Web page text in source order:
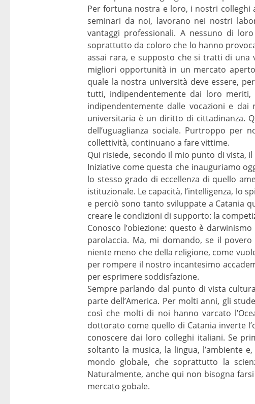
Per fortuna nostra e loro, i nostri colleghi
seminari da noi, lavorano nei nostri
vantaggi professionali. A nessuno di
soprattutto da coloro che lo hanno
assai rara, e supposto che si tratti di una
migliori opportunità in un mercato
quale la nostra università deve essere,
tutti, indipendentemente dai loro
indipendentemente dalle vocazioni e
universitaria è un diritto di cittadinanza.
dell’uguaglianza sociale. Purtroppo per
collettività, continuano a fare vittime.
Qui risiede, secondo il mio punto di vista,
Iniziative come questa che inauguriamo
lo stesso grado di eccellenza di quello
istituzionale. Le capacità, l’intelligenza, lo
e perciò sono tanto sviluppate a Catania
creare le condizioni di supporto: la
Conosco l’obiezione: questo è
parolaccia. Ma, mi domando, se il
niente meno che della religione, come
per rompere il nostro incantesimo
per esprimere soddisfazione.
Sempre parlando dal punto di vista
parte dell’America. Per molti anni, gli
così che molti di noi hanno varcato
dottorato come quello di Catania inverte
conoscere dai loro colleghi italiani. Se
soltanto la musica, la lingua, l’ambiente
mondo globale, che soprattutto la
Naturalmente, anche qui non bisogna
mercato gobale.